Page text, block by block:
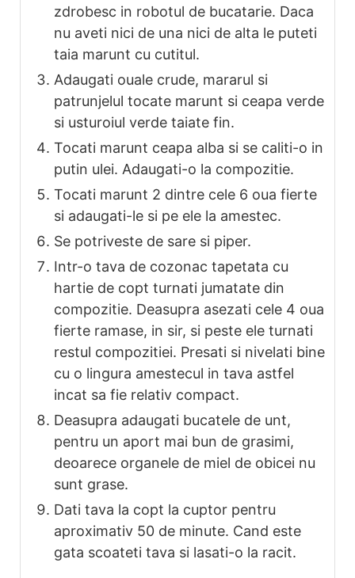
zdrobesc in robotul de bucatarie. Daca
nu aveti nici de una nici de alta le puteti
taia marunt cu cutitul.
Adaugati ouale crude, mararul si
patrunjelul tocate marunt si ceapa verde
si usturoiul verde taiate fin.
Tocati marunt ceapa alba si se caliti-o in
putin ulei. Adaugati-o la compozitie.
Tocati marunt 2 dintre cele 6 oua fierte
si adaugati-le si pe ele la amestec.
Se potriveste de sare si piper.
Intr-o tava de cozonac tapetata cu
hartie de copt turnati jumatate din
compozitie. Deasupra asezati cele 4 oua
fierte ramase, in sir, si peste ele turnati
restul compozitiei. Presati si nivelati bine
cu o lingura amestecul in tava astfel
incat sa fie relativ compact.
Deasupra adaugati bucatele de unt,
pentru un aport mai bun de grasimi,
deoarece organele de miel de obicei nu
sunt grase.
Dati tava la copt la cuptor pentru
aproximativ 50 de minute. Cand este
gata scoateti tava si lasati-o la racit.